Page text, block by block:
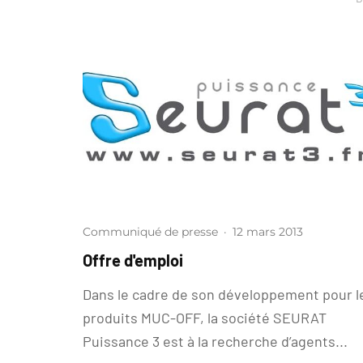
Communiqué de presse · 12 mars 2013
Offre d'emploi
Dans le cadre de son développement pour
produits MUC-OFF, la société SEURAT
Puissance 3 est à la recherche d’agents...